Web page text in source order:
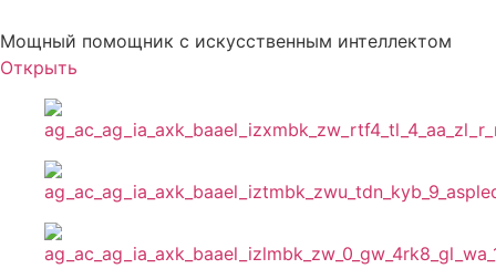
Мощный помощник с искусственным интеллектом
Открыть